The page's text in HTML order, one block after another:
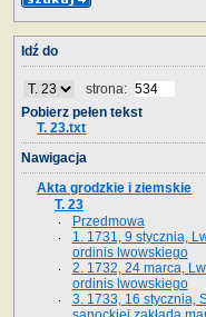
Idź do
strona:
Pobierz pełen tekst
T. 23.txt
Nawigacja
Akta grodzkie i ziemskie
T. 23
Przedmowa
1. 1731, 9 stycznia,
ordinis lwowskiego
2. 1732, 24 marca,
ordinis lwowskiego
3. 1733, 16 stycznia,